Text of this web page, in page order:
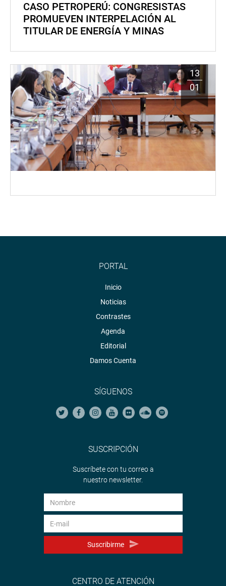
CASO PETROPERÚ: CONGRESISTAS
PROMUEVEN INTERPELACIÓN AL
TITULAR DE ENERGÍA Y MINAS
13
01
PORTAL
Inicio
Noticias
Contrastes
Agenda
Editorial
Damos Cuenta
SÍGUENOS
SUSCRIPCIÓN
Suscríbete con tu correo a
nuestro newsletter.
Suscribirme
CENTRO DE ATENCIÓN